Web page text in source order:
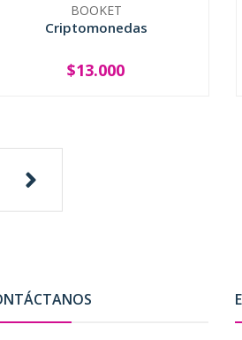
BOOKET
Criptomonedas
+
$13.000